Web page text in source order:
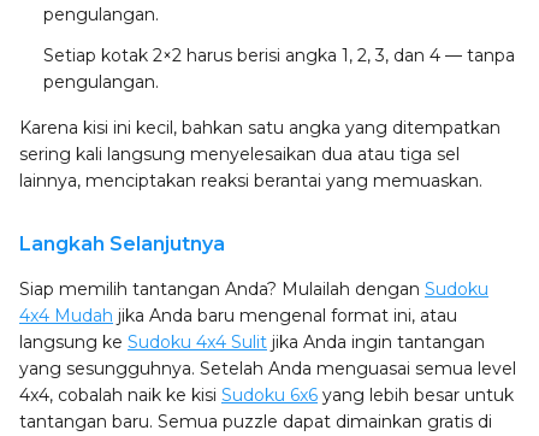
pengulangan.
Setiap kotak 2×2 harus berisi angka 1, 2, 3, dan 4 — tanpa
pengulangan.
Karena kisi ini kecil, bahkan satu angka yang ditempatkan
sering kali langsung menyelesaikan dua atau tiga sel
lainnya, menciptakan reaksi berantai yang memuaskan.
Langkah Selanjutnya
Siap memilih tantangan Anda? Mulailah dengan Sudoku
4x4 Mudah jika Anda baru mengenal format ini, atau
langsung ke Sudoku 4x4 Sulit jika Anda ingin tantangan
yang sesungguhnya. Setelah Anda menguasai semua level
4x4, cobalah naik ke kisi Sudoku 6x6 yang lebih besar untuk
tantangan baru. Semua puzzle dapat dimainkan gratis di